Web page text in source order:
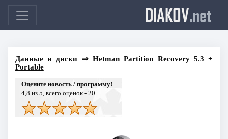
DIAKOV.net
Данные и диски ⇒ Hetman Partition Recovery 5.3 +
Portable
Оцените новость / программу!
4,8 из 5, всего оценок - 20